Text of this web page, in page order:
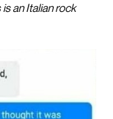
an Italian rock